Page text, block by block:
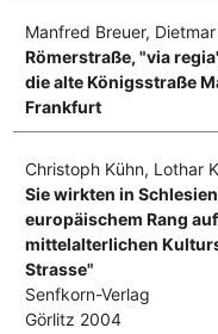
Manfred Breuer,
Römerstraße, "via
die alte Königsstraße
Frankfurt
Christoph Kühn, Lothar
Sie wirkten in
europäischem Rang
mittelalterlichen
Strasse"
Senfkorn-Verlag
Görlitz 2004